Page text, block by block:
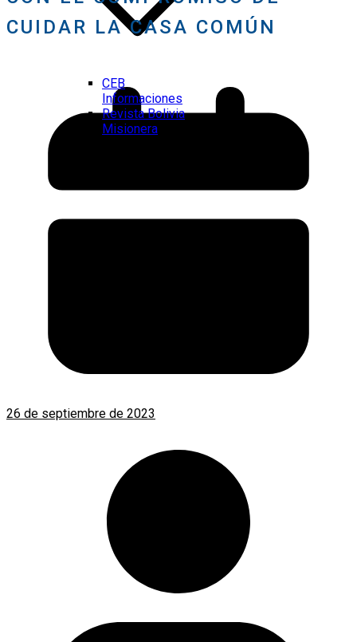
CEB
Informaciones
Revista Bolivia
Misionera
CUIDAR LA CASA COMÚN
26 de septiembre de 2023